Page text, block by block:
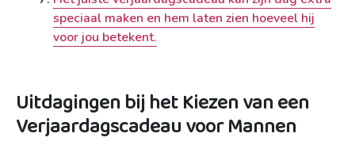
speciaal maken en hem laten zien hoeveel hij
voor jou betekent.
Uitdagingen bij het Kiezen van een
Verjaardagscadeau voor Mannen